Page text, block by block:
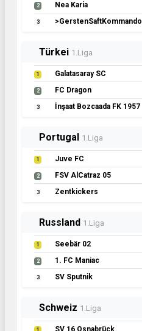
2 Nea Karia
3 >GerstenSaftKommando
Türkei 1.Liga
1 Galatasaray SC
2 FC Dragon
3 İnşaat Bozcaada FK 1957
Portugal 1.Liga
1 Juve FC
2 FSV AlCatraz 05
3 Zentkickers
Russland 1.Liga
1 Seebär 02
2 1. FC Maniac
3 SV Sputnik
Schweiz 1.Liga
SV 16 Osnabrück